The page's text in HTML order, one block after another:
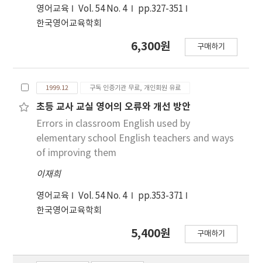
영어교육 Vol. 54 No. 4
pp.327-351
한국영어교육학회
6,300원 구매하기
1999.12 구독 인증기관 무료, 개인회원 유료
초등 교사 교실 영어의 오류와 개선 방안
Errors in classroom English used by
elementary school English teachers and ways
of improving them
이재희
영어교육 Vol. 54 No. 4
pp.353-371
한국영어교육학회
5,400원 구매하기